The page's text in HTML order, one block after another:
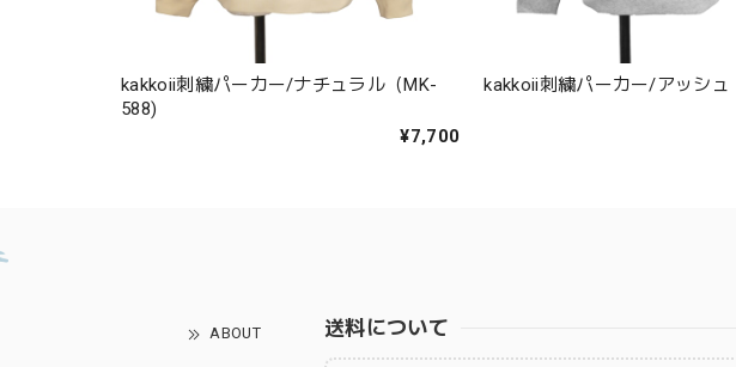
kakkoii刺繍パーカー/ナチュラル（MK-
588)
¥7,700
kakkoii刺繍パーカー/アッシュ
ABOUT 送料について